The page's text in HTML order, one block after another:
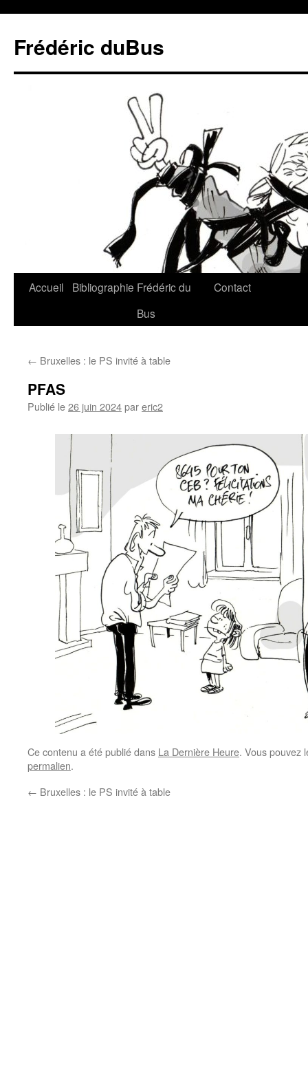
Frédéric duBus
Accueil Bibliographie Frédéric du
Bus
Contact
← Bruxelles : le PS invité à table
PFAS
Publié le26 juin 2024pareric2
Ce contenu a été publié dans La Dernière Heure. Vous pouvez
permalien.
← Bruxelles : le PS invité à table